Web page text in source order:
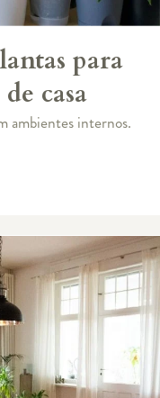
para
casa
ambientes internos.